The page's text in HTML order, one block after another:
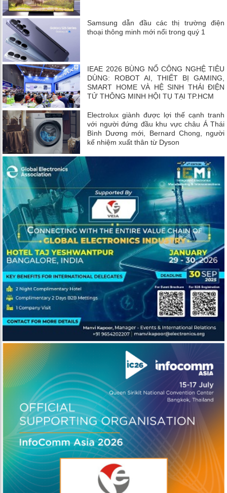
Samsung dẫn đầu các thị trường điện
thoại thông minh mới nổi trong quý 1
IEAE 2026 BÙNG NỔ CÔNG NGHỆ TIÊU
DÙNG: ROBOT AI, THIẾT BỊ GAMING,
SMART HOME VÀ HỆ SINH THÁI ĐIỆN
TỬ THÔNG MINH HỘI TỤ TẠI TP.HCM
Electrolux giành được lợi thế cạnh tranh
với người đứng đầu khu vực châu Á Thái
Bình Dương mới, Bernard Chong, người
kế nhiệm xuất thân từ Dyson